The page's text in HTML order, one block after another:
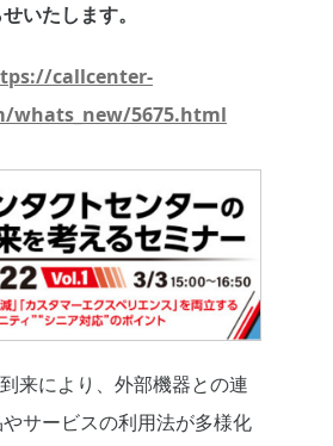
いたします。
callcenter-
whats_new/5675.html
来により、外部機器との連
サービスの利用法が多様化